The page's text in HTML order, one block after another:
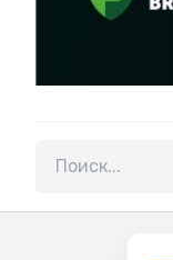
Поиск по сайту